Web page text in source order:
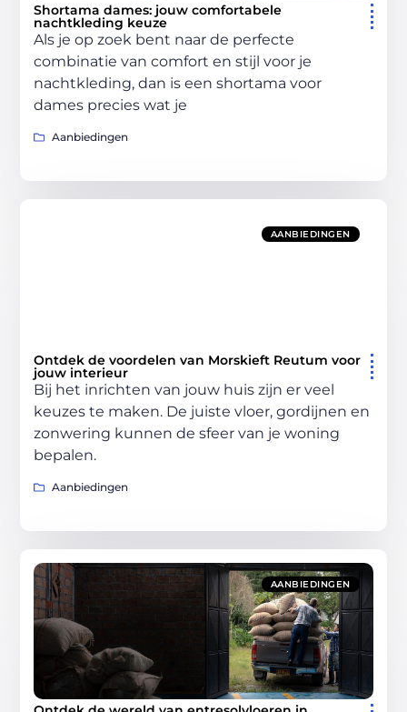
Shortama dames: jouw comfortabele
nachtkleding keuze
Als je op zoek bent naar de perfecte
combinatie van comfort en stijl voor je
nachtkleding, dan is een shortama voor
dames precies wat je
Aanbiedingen
AANBIEDINGEN
Ontdek de voordelen van Morskieft Reutum voor
jouw interieur
Bij het inrichten van jouw huis zijn er veel
keuzes te maken. De juiste vloer, gordijnen en
zonwering kunnen de sfeer van je woning
bepalen.
Aanbiedingen
AANBIEDINGEN